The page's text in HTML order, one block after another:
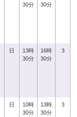
30分
30分
日
13時
30分
16時
30分
3
日
10時
30分
13時
30分
3